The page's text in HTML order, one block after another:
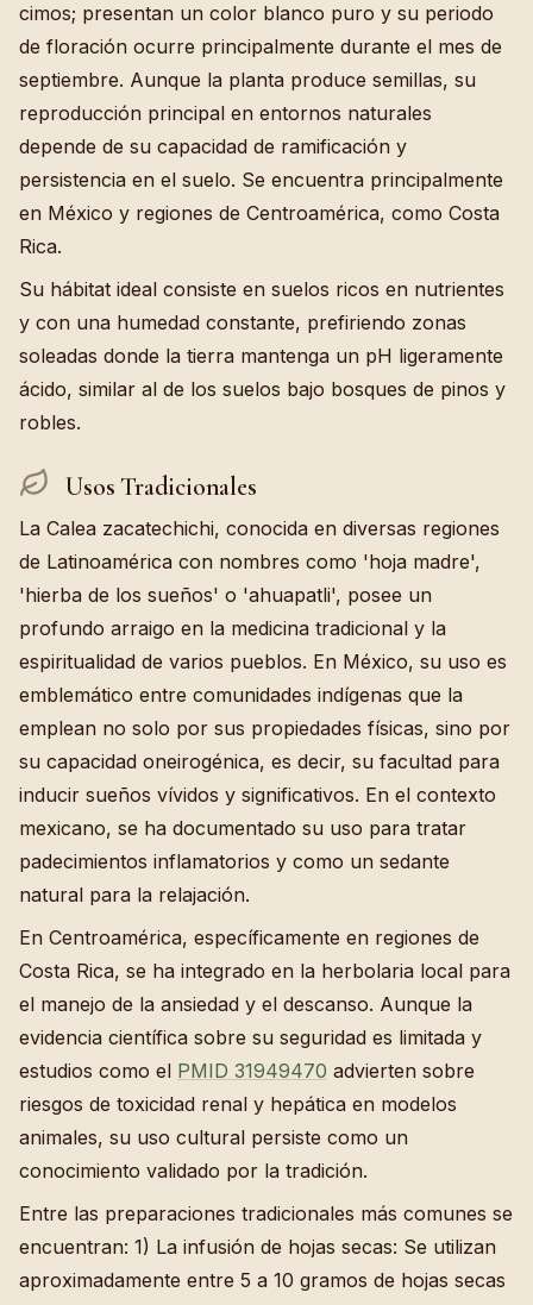
cimos; presentan un color blanco puro y su periodo
de floración ocurre principalmente durante el mes de
septiembre. Aunque la planta produce semillas, su
reproducción principal en entornos naturales
depende de su capacidad de ramificación y
persistencia en el suelo. Se encuentra principalmente
en México y regiones de Centroamérica, como Costa
Rica.
Su hábitat ideal consiste en suelos ricos en nutrientes
y con una humedad constante, prefiriendo zonas
soleadas donde la tierra mantenga un pH ligeramente
ácido, similar al de los suelos bajo bosques de pinos y
robles.
Usos Tradicionales
La Calea zacatechichi, conocida en diversas regiones
de Latinoamérica con nombres como 'hoja madre',
'hierba de los sueños' o 'ahuapatli', posee un
profundo arraigo en la medicina tradicional y la
espiritualidad de varios pueblos. En México, su uso es
emblemático entre comunidades indígenas que la
emplean no solo por sus propiedades físicas, sino por
su capacidad oneirogénica, es decir, su facultad para
inducir sueños vívidos y significativos. En el contexto
mexicano, se ha documentado su uso para tratar
padecimientos inflamatorios y como un sedante
natural para la relajación.
En Centroamérica, específicamente en regiones de
Costa Rica, se ha integrado en la herbolaria local para
el manejo de la ansiedad y el descanso. Aunque la
evidencia científica sobre su seguridad es limitada y
estudios como el PMID 31949470 advierten sobre
riesgos de toxicidad renal y hepática en modelos
animales, su uso cultural persiste como un
conocimiento validado por la tradición.
Entre las preparaciones tradicionales más comunes se
encuentran: 1) La infusión de hojas secas: Se utilizan
aproximadamente entre 5 a 10 gramos de hojas secas